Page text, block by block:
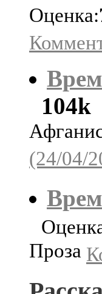
Оценка:
104k
(24/04/
Проза